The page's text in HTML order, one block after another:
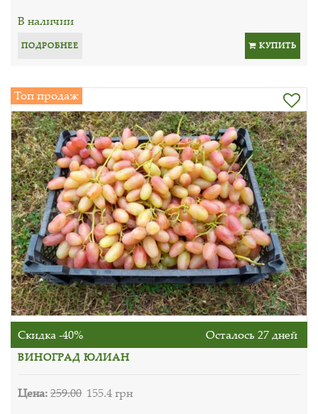
В наличии
ПОДРОБНЕЕ КУПИТЬ
Топ продаж
Скидка -40% Осталось 27 дней
ВИНОГРАД ЮЛИАН
Цена:259.00 155.4 грн